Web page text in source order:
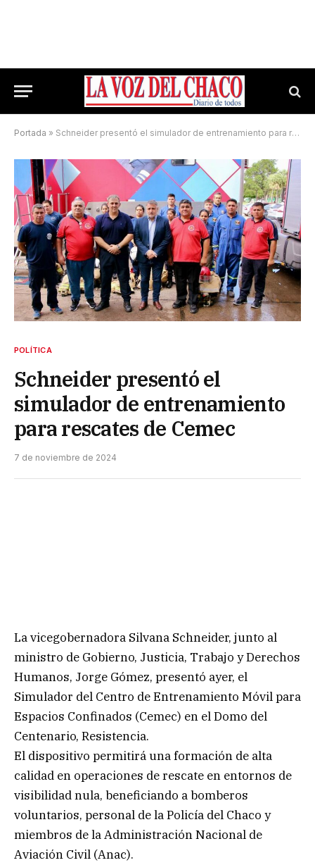
Portada » Schneider presentó el simulador de entrenamiento para rescates de Cemec
POLÍTICA
Schneider presentó el
simulador de entrenamiento
para rescates de Cemec
7 de noviembre de 2024
La vicegobernadora Silvana Schneider, junto al
ministro de Gobierno, Justicia, Trabajo y Derechos
Humanos, Jorge Gómez, presentó ayer, el
Simulador del Centro de Entrenamiento Móvil para
Espacios Confinados (Cemec) en el Domo del
Centenario, Resistencia.
El dispositivo permitirá una formación de alta
calidad en operaciones de rescate en entornos de
visibilidad nula, beneficiando a bomberos
voluntarios, personal de la Policía del Chaco y
miembros de la Administración Nacional de
Aviación Civil (Anac).